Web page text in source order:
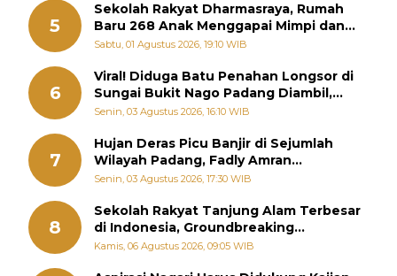
5
Sekolah Rakyat Dharmasraya, Rumah
Baru 268 Anak Menggapai Mimpi dan
Memutus Rantai Kemiskinan
Sabtu, 01 Agustus 2026, 19:10 WIB
6
Viral! Diduga Batu Penahan Longsor di
Sungai Bukit Nago Padang Diambil,
Warga Khawatir Bencana Terulang
Senin, 03 Agustus 2026, 16:10 WIB
7
Hujan Deras Picu Banjir di Sejumlah
Wilayah Padang, Fadly Amran
Perintahkan OPD Siaga
Senin, 03 Agustus 2026, 17:30 WIB
8
Sekolah Rakyat Tanjung Alam Terbesar
di Indonesia, Groundbreaking
September
Kamis, 06 Agustus 2026, 09:05 WIB